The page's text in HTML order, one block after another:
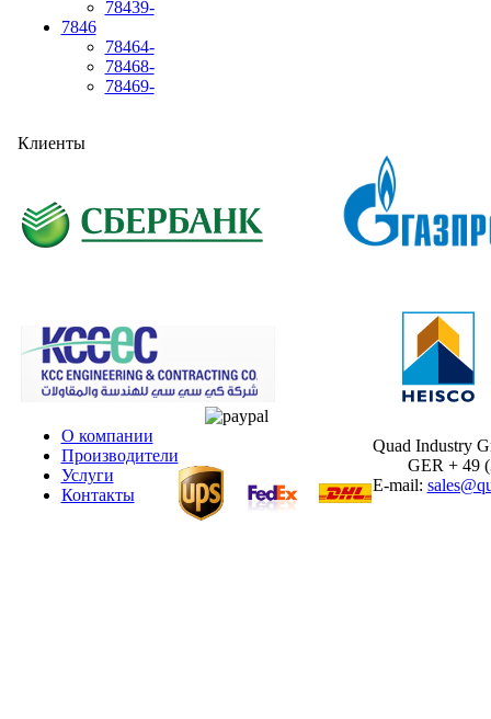
78439-
7846
78464-
78468-
78469-
Клиенты
О компании
Производители
Услуги
Контакты
Quad Industry
GER + 49
E-mail: